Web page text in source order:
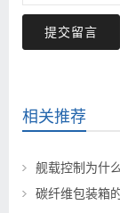
提交留言
相关推荐
舰载控制为什
碳纤维包装箱